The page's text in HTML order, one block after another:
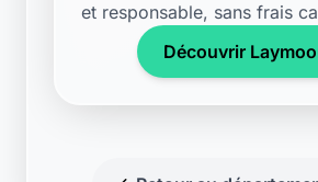
et responsable, sans frais
Découvrir